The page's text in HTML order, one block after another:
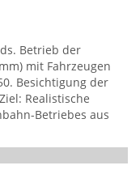
Betrieb der
mit Fahrzeugen
Besichtigung der
Realistische
Betriebes aus